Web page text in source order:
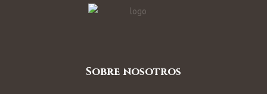
Sobre nosotros